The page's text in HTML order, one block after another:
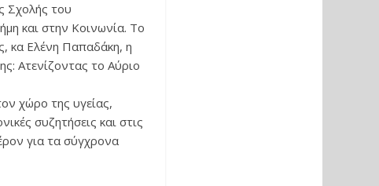
Σχολής του
και στην Κοινωνία. Το
κα Ελένη Παπαδάκη, η
Ατενίζοντας το Αύριο
χώρο της υγείας,
συζητήσεις και στις
για τα σύγχρονα